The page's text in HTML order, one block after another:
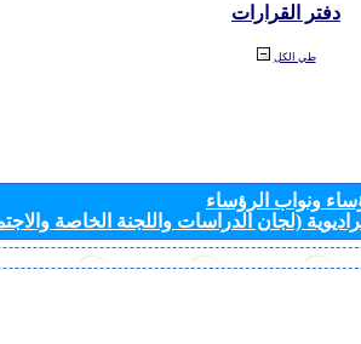
دفتر القرارات
طي الكل
ونواب الرؤساء
(لجان الدراسات واللجنة الخاصة